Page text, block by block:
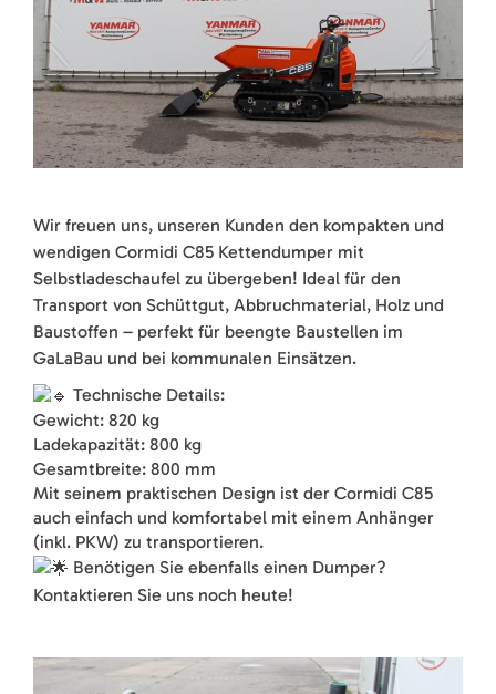
Wir freuen uns, unseren Kunden den kompakten und
wendigen Cormidi C85 Kettendumper mit
Selbstladeschaufel zu übergeben! Ideal für den
Transport von Schüttgut, Abbruchmaterial, Holz und
Baustoffen – perfekt für beengte Baustellen im
GaLaBau und bei kommunalen Einsätzen.
Technische Details:
Gewicht: 820 kg
Ladekapazität: 800 kg
Gesamtbreite: 800 mm
Mit seinem praktischen Design ist der Cormidi C85
auch einfach und komfortabel mit einem Anhänger
(inkl. PKW) zu transportieren.
Benötigen Sie ebenfalls einen Dumper?
Kontaktieren Sie uns noch heute!